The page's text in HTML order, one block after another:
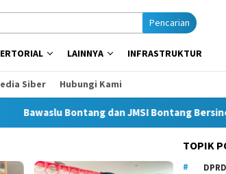
Pencarian
LAINNYA INFRASTRUKTUR
Siber Hubungi Kami
Bontang dan JMSI Bontang Bersinergi
TOPIK